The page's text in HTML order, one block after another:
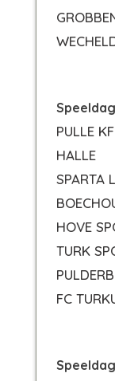
PULLE
HALLE
SPARTA
HOVE
TURK
FC